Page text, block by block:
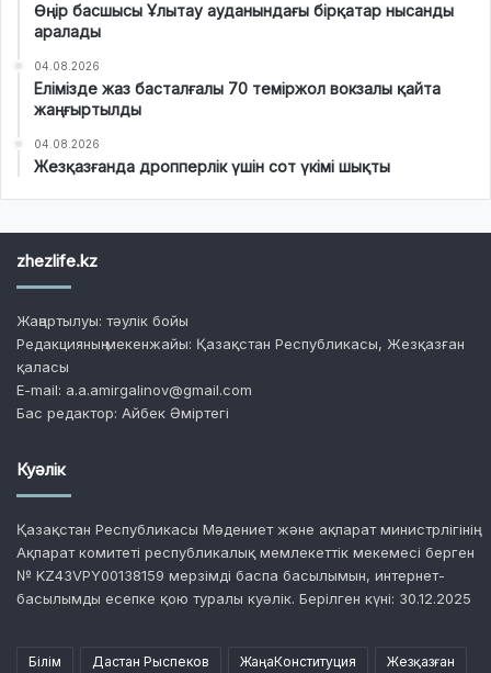
Өңір басшысы Ұлытау ауданындағы бірқатар нысанды
аралады
04.08.2026
Елімізде жаз басталғалы 70 теміржол вокзалы қайта
жаңғыртылды
04.08.2026
Жезқазғанда дропперлік үшін сот үкімі шықты
zhezlife.kz
Жаңартылуы: тәулік бойы
Редакцияның мекенжайы: Қазақстан Республикасы, Жезқазған
қаласы
E-mail: a.a.amirgalinov@gmail.com
Бас редактор: Айбек Әміртегі
Куәлік
Қазақстан Республикасы Мәдениет және ақпарат министрлігінің
Ақпарат комитеті республикалық мемлекеттік мекемесі берген
№ KZ43VPY00138159 мерзімді баспа басылымын, интернет-
басылымды есепке қою туралы куәлік. Берілген күні: 30.12.2025
Білім Дастан Рыспеков ЖаңаКонституция Жезқазған